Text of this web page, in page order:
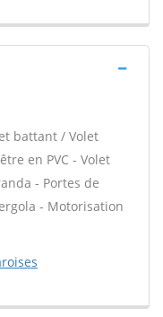
battant / Volet
en PVC - Volet
- Portes de
- Motorisation